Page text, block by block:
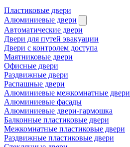
Пластиковые двери
Алюминиевые двери
Автоматические двери
Двери для путей эвакуации
Двери с контролем доступа
Маятниковые двери
Офисные двери
Раздвижные двери
Распашные двери
Алюминиевые межкомнатные двери
Алюминиевые фасады
Алюминиевые двери-гармошка
Балконные пластиковые двери
Межкомнатные пластиковые двери
Раздвижные пластиковые двери